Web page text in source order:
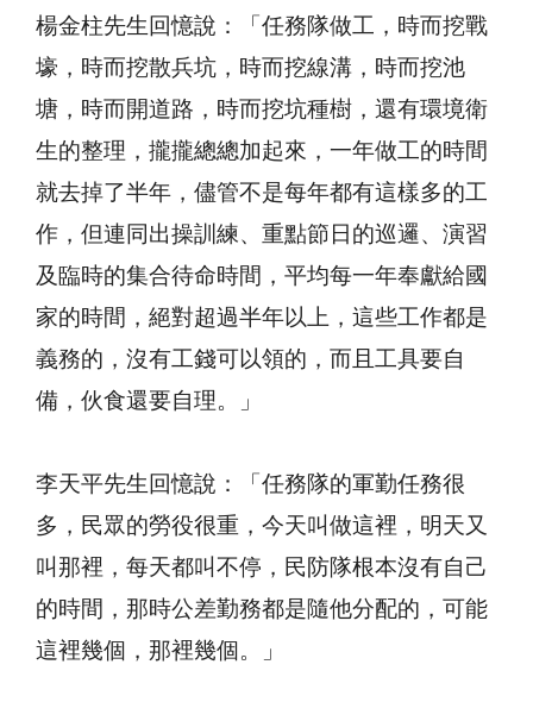
楊金柱先生回憶說：「任務隊做工，時而挖戰
壕，時而挖散兵坑，時而挖線溝，時而挖池
塘，時而開道路，時而挖坑種樹，還有環境衛
生的整理，攏攏總總加起來，一年做工的時間
就去掉了半年，儘管不是每年都有這樣多的工
作，但連同出操訓練、重點節日的巡邏、演習
及臨時的集合待命時間，平均每一年奉獻給國
家的時間，絕對超過半年以上，這些工作都是
義務的，沒有工錢可以領的，而且工具要自
備，伙食還要自理。」
李天平先生回憶說：「任務隊的軍勤任務很
多，民眾的勞役很重，今天叫做這裡，明天又
叫那裡，每天都叫不停，民防隊根本沒有自己
的時間，那時公差勤務都是隨他分配的，可能
這裡幾個，那裡幾個。」